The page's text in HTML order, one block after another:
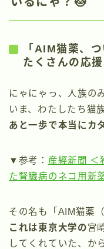
「AIM猫薬、
たくさんの応
にゃにゃっ、人族の
いま、わたしたち猫
あと一歩で本当にカ
▼参考： 産經新聞 ＜
た腎臓病のネコ用新
その名も「AIM猫薬
これは東京大学の宮
してくれていた、か